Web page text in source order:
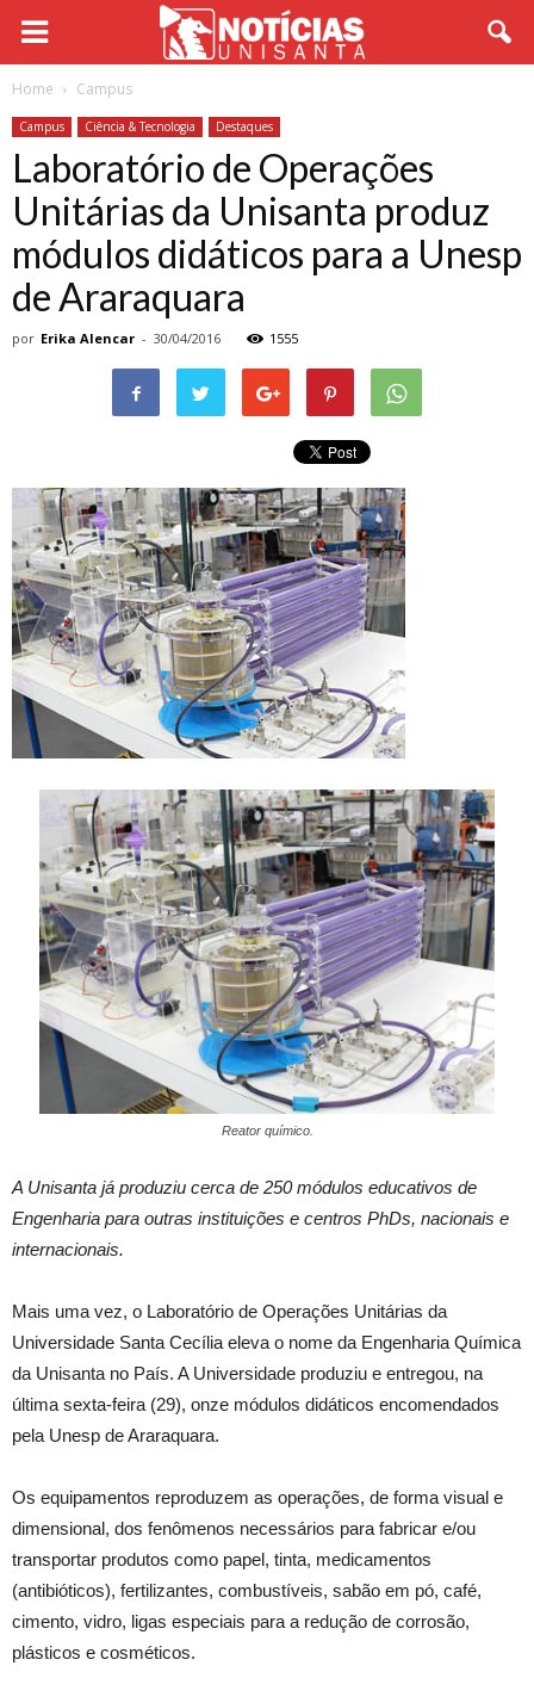
Home Campus
Campus Ciência & Tecnologia Destaques
Laboratório de Operações
Unitárias da Unisanta produz
módulos didáticos para a Unesp
de Araraquara
por Erika Alencar - 30/04/2016 1555
Reator químico.
A Unisanta já produziu cerca de 250 módulos educativos de
Engenharia para outras instituições e centros PhDs, nacionais e
internacionais.
Mais uma vez, o Laboratório de Operações Unitárias da
Universidade Santa Cecília eleva o nome da Engenharia Química
da Unisanta no País. A Universidade produziu e entregou, na
última sexta-feira (29), onze módulos didáticos encomendados
pela Unesp de Araraquara.
Os equipamentos reproduzem as operações, de forma visual e
dimensional, dos fenômenos necessários para fabricar e/ou
transportar produtos como papel, tinta, medicamentos
(antibióticos), fertilizantes, combustíveis, sabão em pó, café,
cimento, vidro, ligas especiais para a redução de corrosão,
plásticos e cosméticos.